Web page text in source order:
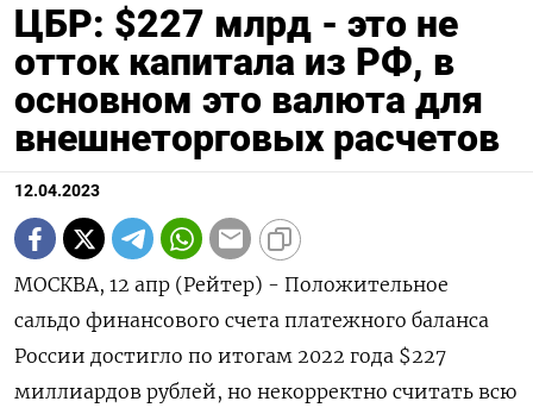
ЦБР: $227 млрд - это не
отток капитала из РФ, в
основном это валюта для
внешнеторговых расчетов
12.04.2023
МОСКВА, 12 апр (Рейтер) - Положительное
сальдо финансового счета платежного баланса
России достигло по итогам 2022 года $227
миллиардов рублей, но некорректно считать всю